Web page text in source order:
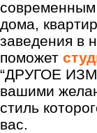
современным
дома,
заведения в
поможет
“ДРУГОЕ
вашими
стиль
вас.